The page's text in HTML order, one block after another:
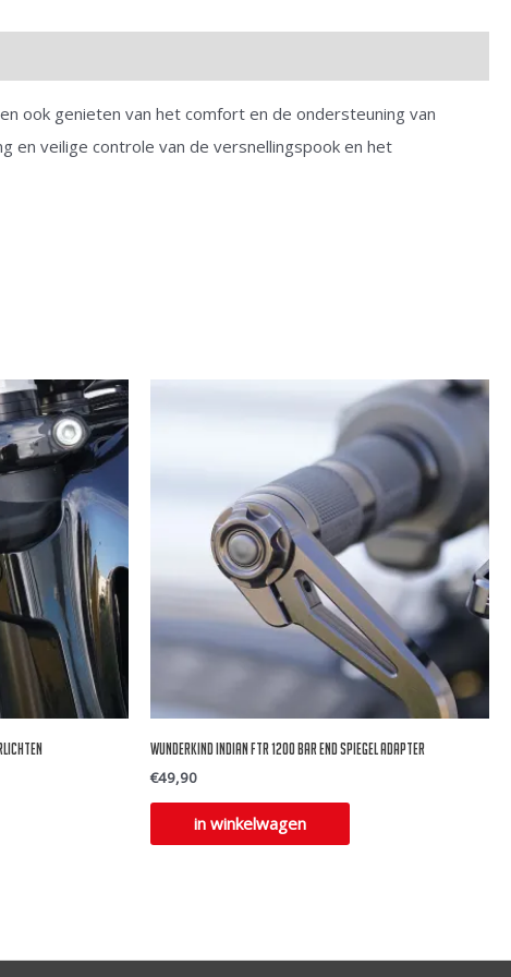
ook genieten van het comfort en de ondersteuning van
en veilige controle van de versnellingspook en het
Wunderkind Indian FTR 1200 bar end spiegel adapter
€49,90
in winkelwagen